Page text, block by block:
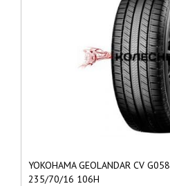
YOKOHAMA GEOLANDAR CV G058
235/70/16 106H